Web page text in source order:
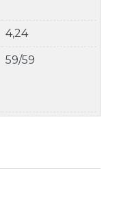
4,24
59/59